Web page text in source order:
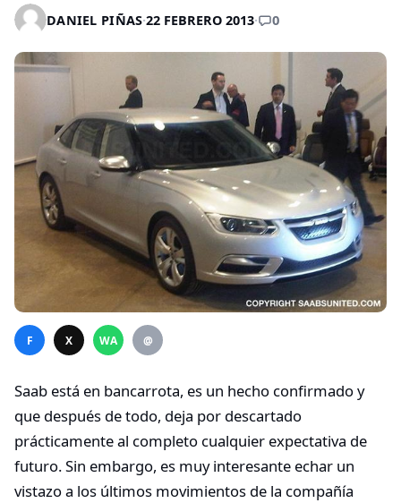
DANIEL PIÑAS·22 FEBRERO 2013· 0
F X WA @
Saab está en bancarrota, es un hecho confirmado y
que después de todo, deja por descartado
prácticamente al completo cualquier expectativa de
futuro. Sin embargo, es muy interesante echar un
vistazo a los últimos movimientos de la compañía